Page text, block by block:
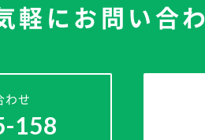
軽にお問い合
わせ
158